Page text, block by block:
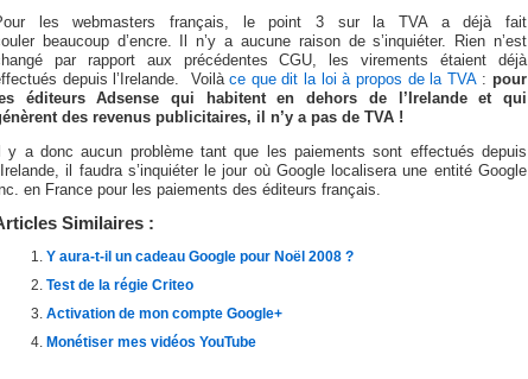
les webmasters français, le point 3 sur la TVA a déjà fait
beaucoup d’encre. Il n’y a aucune raison de s’inquiéter. Rien n’est
par rapport aux précédentes CGU, les virements étaient déjà
depuis l’Irelande. Voilàce que dit la loi à propos de la TVA: pour
éditeurs Adsense qui habitent en dehors de l’Irelande et qui
des revenus publicitaires, il n’y a pas de TVA !
Il y a donc aucun problème tant que les paiements sont effectués depuis
il faudra s’inquiéter le jour où Google localisera une entité Google
en France pour les paiements des éditeurs français.
Similaires :
Y aura-t-il un cadeau Google pour Noël 2008 ?
Test de la régie Criteo
Activation de mon compte Google+
Monétiser mes vidéos YouTube